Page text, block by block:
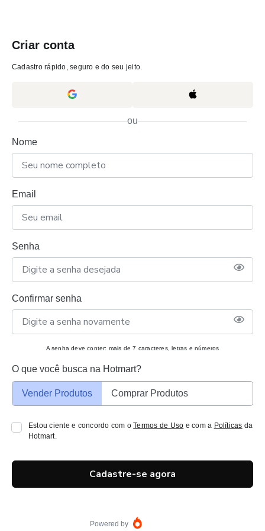
Criar conta
Cadastro rápido, seguro e do seu jeito.
ou
Nome
Email
Senha
Confirmar senha
A senha deve conter: mais de 7 caracteres, letras e números
O que você busca na Hotmart?
Vender Produtos Comprar Produtos
Estou ciente e concordo com oTermos de Uso e com a Políticas da
Hotmart.
Cadastre-se agora
Powered by